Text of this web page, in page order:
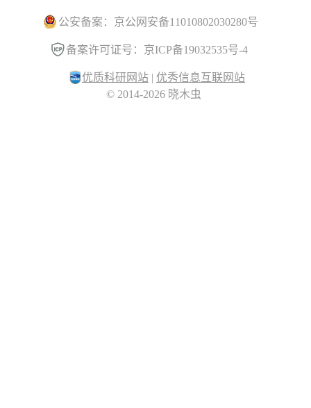
公安备案：京公网安备11010802030280号
备案许可证号：京ICP备19032535号-4
优质科研网站 | 优秀信息互联网站
© 2014-2026 晓木虫